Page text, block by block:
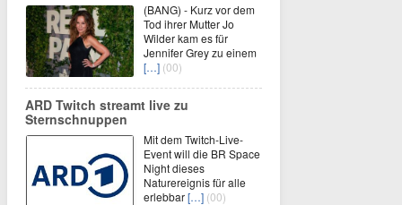
(BANG) - Kurz vor dem
Tod ihrer Mutter Jo
Wilder kam es für
Jennifer Grey zu einem
[…] (00)
ARD Twitch streamt live zu
Sternschnuppen
Mit dem Twitch-Live-
Event will die BR Space
Night dieses
Naturereignis für alle
erlebbar[…] (00)